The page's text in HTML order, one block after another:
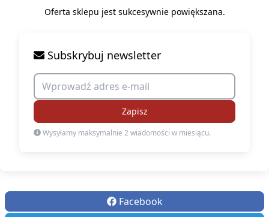
Oferta sklepu jest sukcesywnie powiększana.
Subskrybuj newsletter
Zapisz
Wysyłamy maksymalnie 2 wiadomości w miesiącu.
Facebook